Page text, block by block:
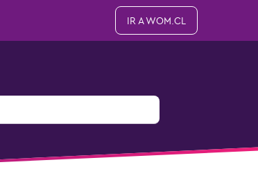
IR A WOM.CL